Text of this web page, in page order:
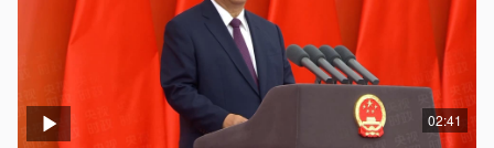
02:41